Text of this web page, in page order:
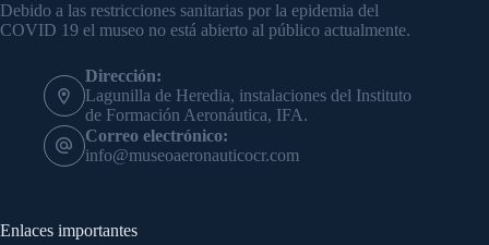
Debido a las restricciones sanitarias por la epidemia del
COVID 19 el museo no está abierto al público actualmente.
Dirección:
Lagunilla de Heredia, instalaciones del Instituto
de Formación Aeronáutica, IFA.
Correo electrónico:
info@museoaeronauticocr.com
Enlaces importantes